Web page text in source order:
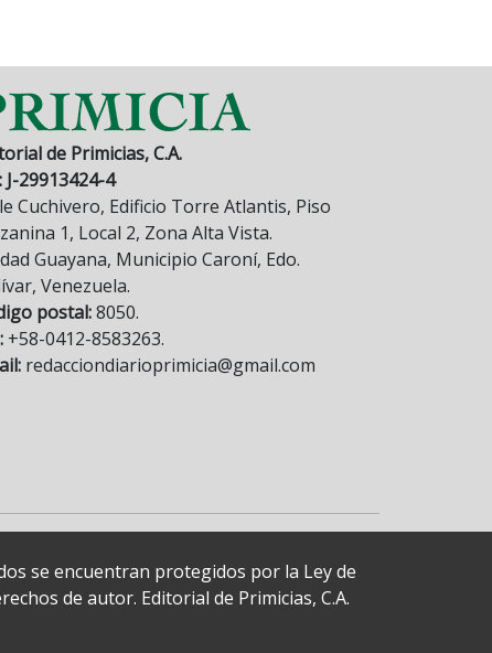
de Primicias, C.A.
J-29913424-4
Cuchivero, Edificio Torre Atlantis, Piso
1, Local 2, Zona Alta Vista.
Guayana, Municipio Caroní, Edo.
Venezuela.
postal:8050.
+58-0412-8583263.
redacciondiarioprimicia@gmail.com
se encuentran protegidos por la Ley de
de autor. Editorial de Primicias, C.A.